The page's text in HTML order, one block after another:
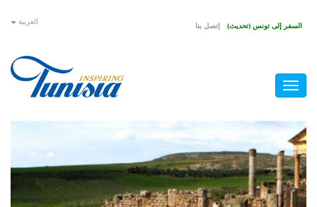
تجاوز
العربية السفر إلى تونس (تحديث) إتصل بنا
Toggle
navigation